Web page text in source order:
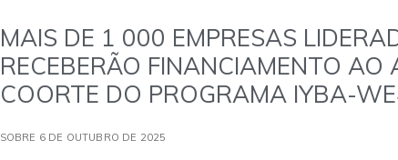
MAIS DE 1 000 EMPRESAS
RECEBERÃO FINANCIAMENTO
COORTE DO PROGRAMA IYBA-
SOBRE 6 DE OUTUBRO DE 2025